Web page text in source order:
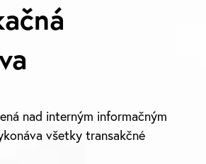
nad interným informačným
všetky transakčné